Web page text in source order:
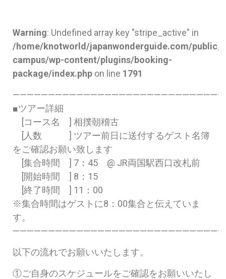
Warning: Undefined array key "stripe_active" in
/home/knotworld/japanwonderguide.com/
campus/wp-content/plugins/booking-
package/index.php on line 1791
■ツアー詳細
[コース名 ] 相撲朝稽古
[人数 ] ツアー前日に送付するゲスト名簿
をご確認お願い致します
[集合時間 ] 7：45 @ JR両国駅西口改札前
[開始時間 ] 8：15
[終了時間 ] 11：00
※集合時間はゲストに8：00集合と伝えていま
す。
以下の流れでお願いいたします。
①ご自身のスケジュールをご確認をお願いいたし